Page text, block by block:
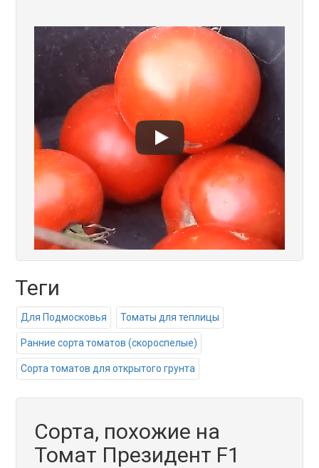
Теги
Для Подмосковья Томаты для теплицы
Ранние сорта томатов (скороспелые)
Сорта томатов для открытого грунта
Сорта, похожие на
Томат Президент F1